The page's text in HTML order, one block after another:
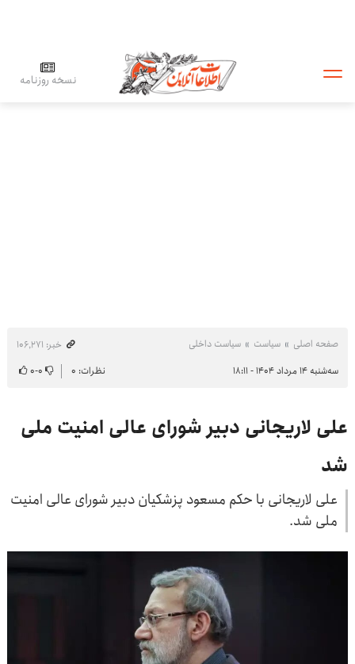
نسخه روزنامه
صفحه اصلی سیاست سیاست داخلی
خبر: ۱۰۶٬۲۷۱
سه‌شنبه ۱۴ مرداد ۱۴۰۴ - ۱۸:۱۱
نظرات: ۰ ۰-۰
علی لاریجانی دبیر شورای عالی امنیت ملی
شد
علی لاریجانی با حکم مسعود پزشکیان دبیر شورای عالی امنیت
ملی شد.